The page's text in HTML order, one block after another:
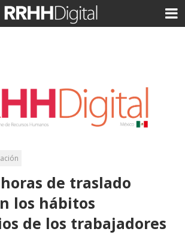
de traslado
los hábitos
de los trabajadores